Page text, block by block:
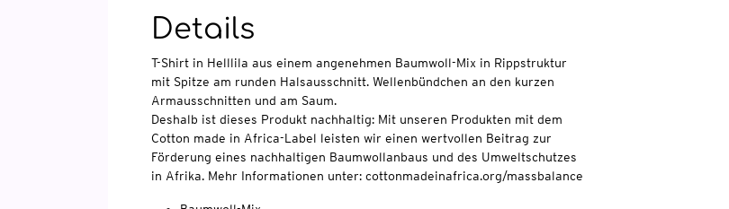
Details
T-Shirt in Helllila aus einem angenehmen Baumwoll-Mix in Rippstruktur
mit Spitze am runden Halsausschnitt. Wellenbündchen an den kurzen
Armausschnitten und am Saum.
Deshalb ist dieses Produkt nachhaltig: Mit unseren Produkten mit dem
Cotton made in Africa-Label leisten wir einen wertvollen Beitrag zur
Förderung eines nachhaltigen Baumwollanbaus und des Umweltschutzes
in Afrika. Mehr Informationen unter: cottonmadeinafrica.org/massbalance